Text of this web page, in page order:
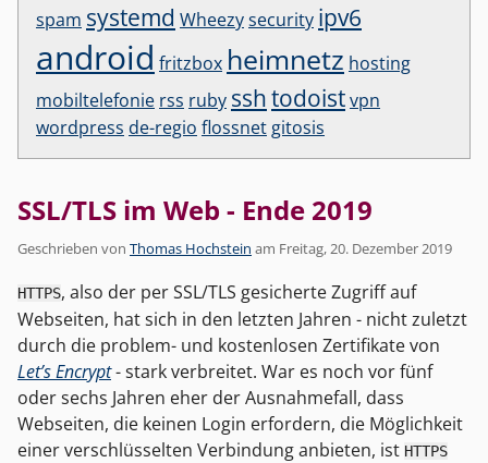
spam systemd Wheezysecurity ipv6
android fritzbox heimnetz hosting
mobiltelefonie rss ruby sshtodoistvpn
wordpress de-regio flossnet gitosis
SSL/TLS im Web - Ende 2019
Geschrieben von Thomas Hochstein am Freitag, 20. Dezember 2019
HTTPS, also der per SSL/TLS gesicherte Zugriff auf
Webseiten, hat sich in den letzten Jahren - nicht zuletzt
durch die problem- und kostenlosen Zertifikate von
Let’s Encrypt- stark verbreitet. War es noch vor fünf
oder sechs Jahren eher der Ausnahmefall, dass
Webseiten, die keinen Login erfordern, die Möglichkeit
einer verschlüsselten Verbindung anbieten, ist HTTPS